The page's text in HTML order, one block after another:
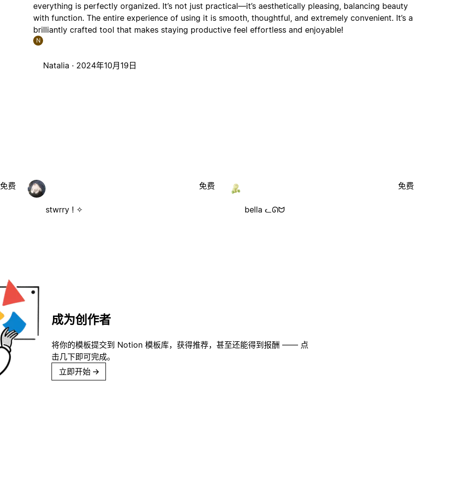
everything is perfectly organized. It’s not just practical—it’s aesthetically pleasing, balancing beauty
with function. The entire experience of using it is smooth, thoughtful, and extremely convenient. It’s a
brilliantly crafted tool that makes staying productive feel effortless and enjoyable!
N
Natalia · 2024年10月19日
免费
stwrry ! ✧
免费
bella ᓚᘏᗢ
免费
成为创作者
将你的模板提交到 Notion 模板库，获得推荐，甚至还能得到报酬 —— 点
击几下即可完成。
立即开始 →